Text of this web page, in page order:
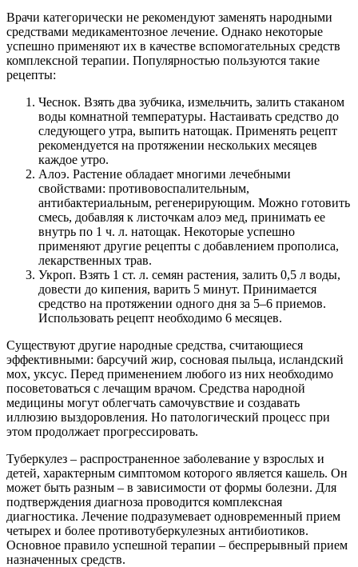
Врачи категорически не рекомендуют заменять народными
средствами медикаментозное лечение. Однако некоторые
успешно применяют их в качестве вспомогательных средств
комплексной терапии. Популярностью пользуются такие
рецепты:
Чеснок. Взять два зубчика, измельчить, залить стаканом
воды комнатной температуры. Настаивать средство до
следующего утра, выпить натощак. Применять рецепт
рекомендуется на протяжении нескольких месяцев
каждое утро.
Алоэ. Растение обладает многими лечебными
свойствами: противовоспалительным,
антибактериальным, регенерирующим. Можно готовить
смесь, добавляя к листочкам алоэ мед, принимать ее
внутрь по 1 ч. л. натощак. Некоторые успешно
применяют другие рецепты с добавлением прополиса,
лекарственных трав.
Укроп. Взять 1 ст. л. семян растения, залить 0,5 л воды,
довести до кипения, варить 5 минут. Принимается
средство на протяжении одного дня за 5–6 приемов.
Использовать рецепт необходимо 6 месяцев.
Существуют другие народные средства, считающиеся
эффективными: барсучий жир, сосновая пыльца, исландский
мох, уксус. Перед применением любого из них необходимо
посоветоваться с лечащим врачом. Средства народной
медицины могут облегчать самочувствие и создавать
иллюзию выздоровления. Но патологический процесс при
этом продолжает прогрессировать.
Туберкулез – распространенное заболевание у взрослых и
детей, характерным симптомом которого является кашель. Он
может быть разным – в зависимости от формы болезни. Для
подтверждения диагноза проводится комплексная
диагностика. Лечение подразумевает одновременный прием
четырех и более противотуберкулезных антибиотиков.
Основное правило успешной терапии – беспрерывный прием
назначенных средств.